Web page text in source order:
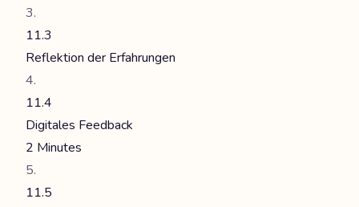
11.3
Reflektion der Erfahrungen
11.4
Digitales Feedback
2 Minutes
11.5